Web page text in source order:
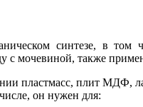
синтезе, в том
мочевиной, также
пластмасс, плит МДФ,
он нужен для: